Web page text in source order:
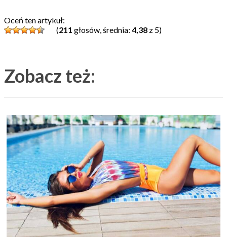
Oceń ten artykuł:
(211 głosów, średnia: 4,38 z 5)
Zobacz też: